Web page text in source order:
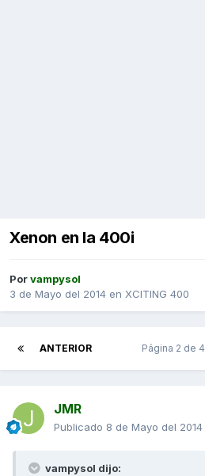
Xenon en la 400i
Porvampysol
3 de Mayo del 2014 en XCITING 400
ANTERIOR Página 2 de 4
JMR
Publicado 8 de Mayo del 2014
vampysol dijo: